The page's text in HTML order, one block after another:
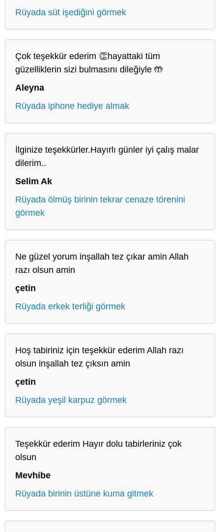
Rüyada süt işediğini görmek
Çok teşekkür ederim 👏hayattaki tüm
güzelliklerin sizi bulmasını dileğiyle 🤲
Aleyna
Rüyada iphone hediye almak
İlginize teşekkürler.Hayırlı günler iyi çalış malar
dilerim..
Selim Ak
Rüyada ölmüş birinin tekrar cenaze törenini
görmek
Ne güzel yorum inşallah tez çıkar amin Allah
razı olsun amin
çetin
Rüyada erkek terliği görmek
Hoş tabiriniz için teşekkür ederim Allah razı
olsun inşallah tez çıksın amin
çetin
Rüyada yeşil karpuz görmek
Teşekkür ederim Hayır dolu tabirleriniz çok
olsun
Mevhibe
Rüyada birinin üstüne kuma gitmek